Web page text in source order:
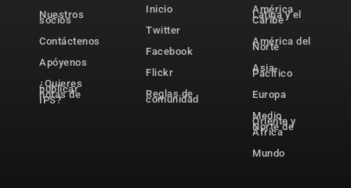
Nuestros
socios
Contáctenos
Apóyenos
¿Quieres
publicar
notas de
IPS?
Inicio
Twitter
Facebook
Flickr
Reglas de
comunidad
América
Latina y el
Caribe
América del
Norte
Asia-
Pacífico
Europa
Medio
Oriente y
Norte de
África
Mundo